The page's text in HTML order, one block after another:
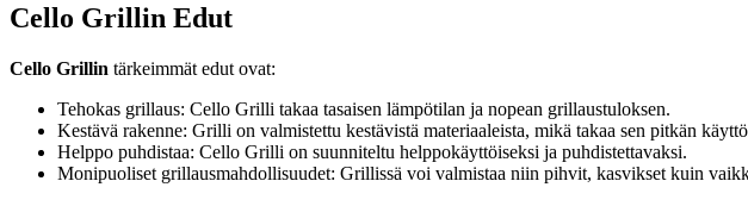
Cello Grillin Edut
Cello Grillin tärkeimmät edut ovat:
Tehokas grillaus: Cello Grilli takaa tasaisen lämpötilan ja nopean grillaustuloksen.
Kestävä rakenne: Grilli on valmistettu kestävistä materiaaleista, mikä takaa sen pitkän
Helppo puhdistaa: Cello Grilli on suunniteltu helppokäyttöiseksi ja puhdistettavaksi.
Monipuoliset grillausmahdollisuudet: Grillissä voi valmistaa niin pihvit, kasvikset kuin